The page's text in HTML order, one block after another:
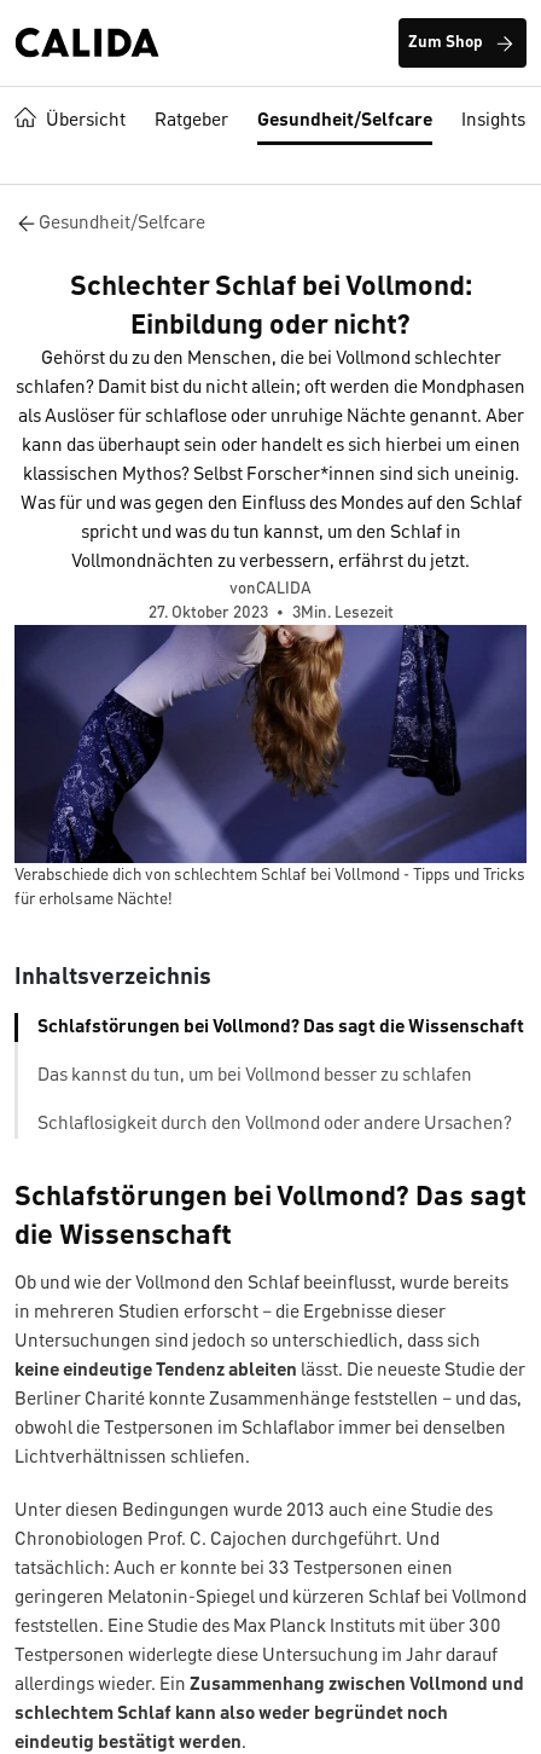
Zum Shop
Übersicht Ratgeber Gesundheit/Selfcare Insights
Gesundheit/Selfcare
Schlechter Schlaf bei Vollmond:
Einbildung oder nicht?
Gehörst du zu den Menschen, die bei Vollmond schlechter
schlafen? Damit bist du nicht allein; oft werden die Mondphasen
als Auslöser für schlaflose oder unruhige Nächte genannt. Aber
kann das überhaupt sein oder handelt es sich hierbei um einen
klassischen Mythos? Selbst Forscher*innen sind sich uneinig.
Was für und was gegen den Einfluss des Mondes auf den Schlaf
spricht und was du tun kannst, um den Schlaf in
Vollmondnächten zu verbessern, erfährst du jetzt.
vonCALIDA
27. Oktober 2023
• 3Min. Lesezeit
Verabschiede dich von schlechtem Schlaf bei Vollmond - Tipps und Tricks
für erholsame Nächte!
Inhaltsverzeichnis
Schlafstörungen bei Vollmond? Das sagt die Wissenschaft
Das kannst du tun, um bei Vollmond besser zu schlafen
Schlaflosigkeit durch den Vollmond oder andere Ursachen?
Schlafstörungen bei Vollmond? Das sagt
die Wissenschaft
Ob und wie der Vollmond den Schlaf beeinflusst, wurde bereits
in mehreren Studien erforscht – die Ergebnisse dieser
Untersuchungen sind jedoch so unterschiedlich, dass sich
keine eindeutige Tendenz ableiten lässt. Die neueste Studie der
Berliner Charité konnte Zusammenhänge feststellen – und das,
obwohl die Testpersonen im Schlaflabor immer bei denselben
Lichtverhältnissen schliefen.
Unter diesen Bedingungen wurde 2013 auch eine Studie des
Chronobiologen Prof. C. Cajochen durchgeführt. Und
tatsächlich: Auch er konnte bei 33 Testpersonen einen
geringeren Melatonin-Spiegel und kürzeren Schlaf bei Vollmond
feststellen. Eine Studie des Max Planck Instituts mit über 300
Testpersonen widerlegte diese Untersuchung im Jahr darauf
allerdings wieder. Ein Zusammenhang zwischen Vollmond und
schlechtem Schlaf kann also weder begründet noch
eindeutig bestätigt werden.